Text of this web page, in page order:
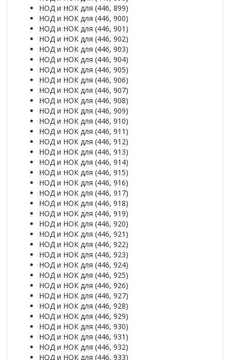
НОД и НОК для (446, 899)
НОД и НОК для (446, 900)
НОД и НОК для (446, 901)
НОД и НОК для (446, 902)
НОД и НОК для (446, 903)
НОД и НОК для (446, 904)
НОД и НОК для (446, 905)
НОД и НОК для (446, 906)
НОД и НОК для (446, 907)
НОД и НОК для (446, 908)
НОД и НОК для (446, 909)
НОД и НОК для (446, 910)
НОД и НОК для (446, 911)
НОД и НОК для (446, 912)
НОД и НОК для (446, 913)
НОД и НОК для (446, 914)
НОД и НОК для (446, 915)
НОД и НОК для (446, 916)
НОД и НОК для (446, 917)
НОД и НОК для (446, 918)
НОД и НОК для (446, 919)
НОД и НОК для (446, 920)
НОД и НОК для (446, 921)
НОД и НОК для (446, 922)
НОД и НОК для (446, 923)
НОД и НОК для (446, 924)
НОД и НОК для (446, 925)
НОД и НОК для (446, 926)
НОД и НОК для (446, 927)
НОД и НОК для (446, 928)
НОД и НОК для (446, 929)
НОД и НОК для (446, 930)
НОД и НОК для (446, 931)
НОД и НОК для (446, 932)
НОД и НОК для (446, 933)